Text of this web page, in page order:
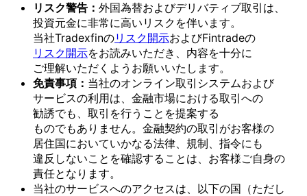
リスク警告： 外国為替およびデリバティブ取引は、
投資元金に非常に高いリスクを伴います。
当社Tradexfinのリスク開示およびFintradeの
リスク開示をお読みいただき、 内容を十分に
ご理解いただく よう お願いいたします。
免責事項： 当社のオンライン取引システムおよび
サービスの利用は、 金融市場における取引への
勧誘でも、 取引を行う ことを提案する
ものでもありません。 金融契約の取引がお客様の
居住国においていかなる法律、 規制、 指令にも
違反しないことを確認する ことは、 お客様ご自身の
責任と なります。
当社のサービスへのアクセスは、 以下の国 （ただし